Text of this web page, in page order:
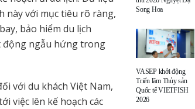
này với mục tiêu rõ ràng,
bảo hiểm du lịch
động ngẫu hứng trong
với du khách Việt Nam,
việc lên kế hoạch các
Song Hoa
VASEP khởi động
Triển lãm Thủy sản
Quốc tế VIETFISH
2026